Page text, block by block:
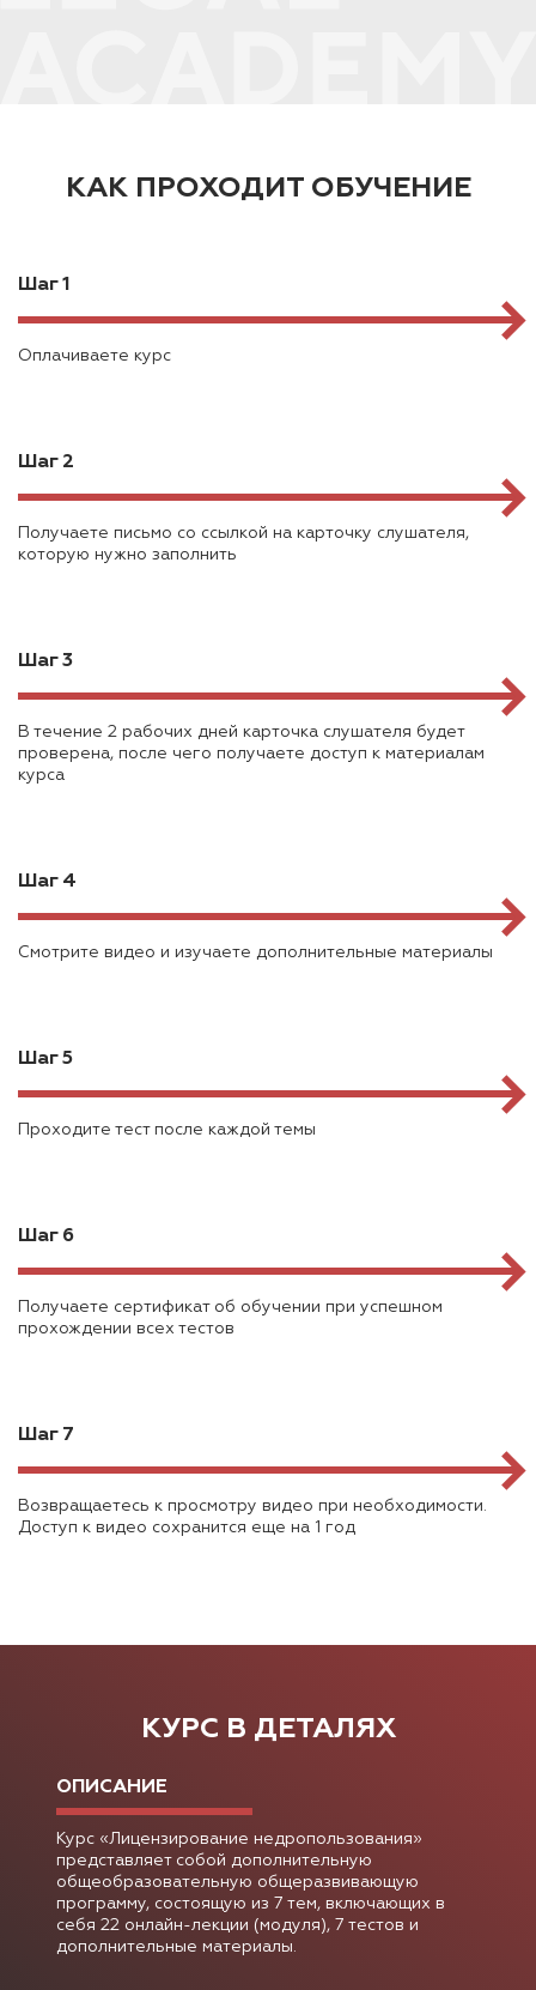
КАК ПРОХОДИТ ОБУЧЕНИЕ
Шаг 1
Оплачиваете курс
Шаг 2
Получаете письмо со ссылкой на карточку слушателя,
которую нужно заполнить
Шаг 3
В течение 2 рабочих дней карточка слушателя будет
проверена, после чего получаете доступ к материалам
курса
Шаг 4
Смотрите видео и изучаете дополнительные материалы
Шаг 5
Проходите тест после каждой темы
Шаг 6
Получаете сертификат об обучении при успешном
прохождении всех тестов
Шаг 7
Возвращаетесь к просмотру видео при необходимости.
Доступ к видео сохранится еще на 1 год
КУРС В ДЕТАЛЯХ
ОПИСАНИЕ
Курс «Лицензирование недропользования»
представляет собой дополнительную
общеобразовательную общеразвивающую
программу, состоящую из 7 тем, включающих в
себя 22 онлайн-лекции (модуля), 7 тестов и
дополнительные материалы.